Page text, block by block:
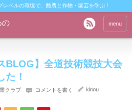
ベルの環境で、酪農と作物・園芸を学ぶ！
の
menu
BLOG】全道技術競技大会
た！
クラブ コメントを書く kinou